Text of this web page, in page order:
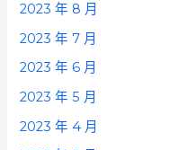
2023 年 8 月
2023 年 7 月
2023 年 6 月
2023 年 5 月
2023 年 4 月